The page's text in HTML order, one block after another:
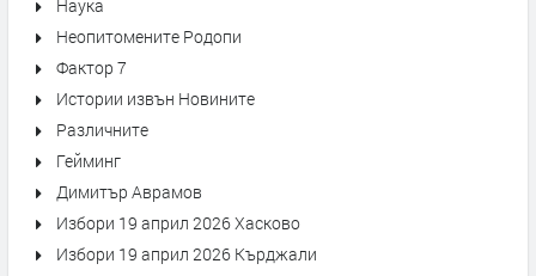
Наука
Неопитомените Родопи
Фактор 7
Истории извън Новините
Различните
Гейминг
Димитър Аврамов
Избори 19 април 2026 Хасково
Избори 19 април 2026 Кърджали